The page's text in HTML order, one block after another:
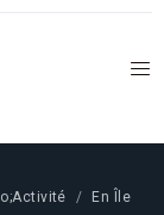
/
En Île